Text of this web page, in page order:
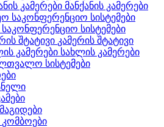
მანქანის კამერები
სისტემები
კამერის შტატივი
სახლის კამერები
სისტემები
მაგიდები
კომბოები